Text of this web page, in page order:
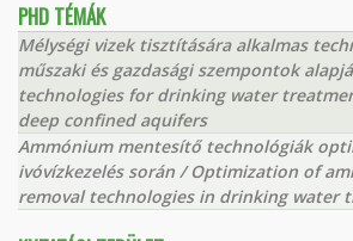
PHD TÉMÁK
Mélységi vizek tisztítására alkalmas
műszaki és gazdasági szempontok
technologies for drinking water
deep confined aquifers
Ammónium mentesítő technológiák
ivóvízkezelés során / Optimization of
removal technologies in drinking water